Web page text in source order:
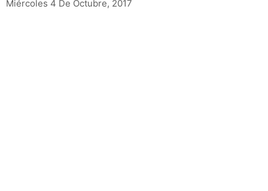
Miércoles 4 De Octubre, 2017